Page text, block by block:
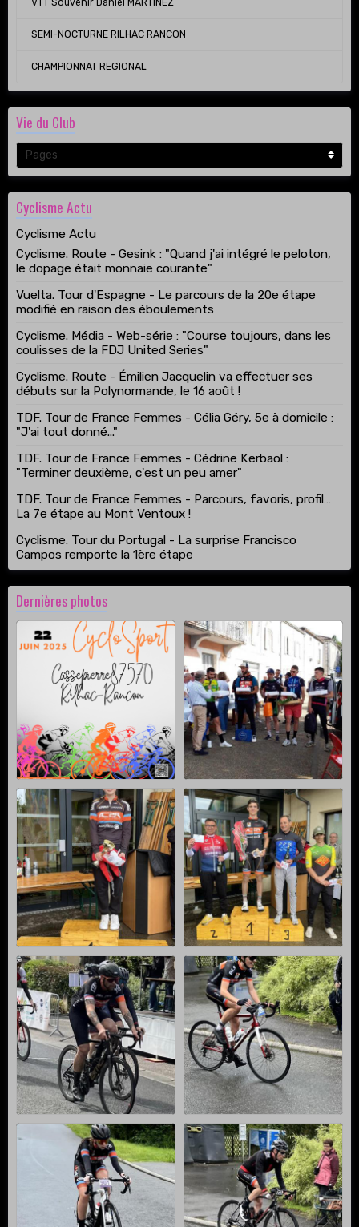
VTT Souvenir Daniel MARTINEZ
SEMI-NOCTURNE RILHAC RANCON
CHAMPIONNAT REGIONAL
Vie du Club
Cyclisme Actu
Cyclisme Actu
Cyclisme. Route - Gesink : "Quand j'ai intégré le peloton,
le dopage était monnaie courante"
Vuelta. Tour d'Espagne - Le parcours de la 20e étape
modifié en raison des éboulements
Cyclisme. Média - Web-série : "Course toujours, dans les
coulisses de la FDJ United Series"
Cyclisme. Route - Émilien Jacquelin va effectuer ses
débuts sur la Polynormande, le 16 août !
TDF. Tour de France Femmes - Célia Géry, 5e à domicile :
"J'ai tout donné..."
TDF. Tour de France Femmes - Cédrine Kerbaol :
"Terminer deuxième, c'est un peu amer"
TDF. Tour de France Femmes - Parcours, favoris, profil…
La 7e étape au Mont Ventoux !
Cyclisme. Tour du Portugal - La surprise Francisco
Campos remporte la 1ère étape
Dernières photos